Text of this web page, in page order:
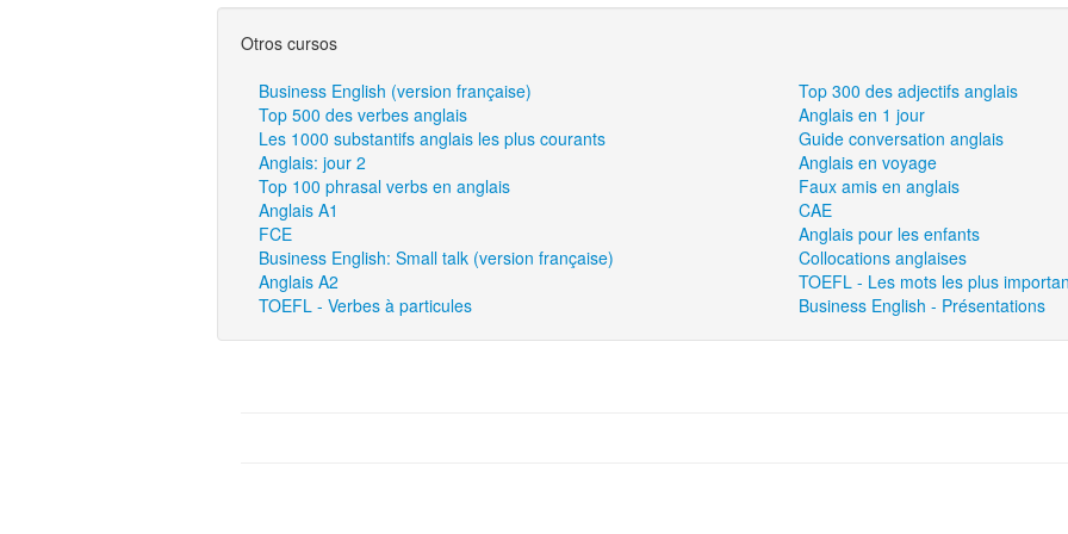
Otros cursos
Business English (version française)
Top 300 des adjectifs anglais
Top 500 des verbes anglais
Anglais en 1 jour
Les 1000 substantifs anglais les plus courants
Guide conversation anglais
Anglais: jour 2
Anglais en voyage
Top 100 phrasal verbs en anglais
Faux amis en anglais
Anglais A1
CAE
FCE
Anglais pour les enfants
Business English: Small talk (version française)
Collocations anglaises
Anglais A2
TOEFL - Les mots les plus
TOEFL - Verbes à particules
Business English - Présentations